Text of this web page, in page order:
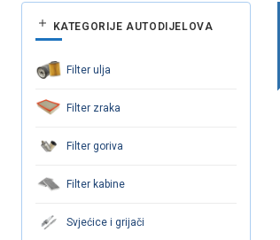
KATEGORIJE AUTODIJELOVA
Filter ulja
Filter zraka
Filter goriva
Filter kabine
Svjećice i grijači